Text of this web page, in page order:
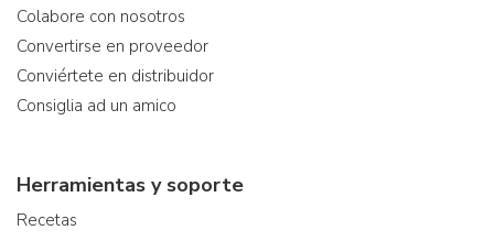
Colabore con nosotros
Convertirse en proveedor
Conviértete en distribuidor
Consiglia ad un amico
Herramientas y soporte
Recetas